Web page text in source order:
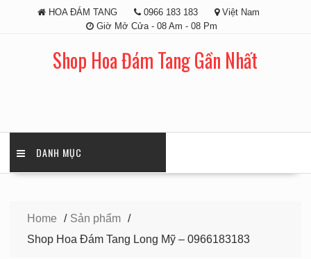
HOA ĐÁM TANG 0966 183 183
Việt Nam
Giờ Mở Cửa - 08 Am - 08 Pm
Shop Hoa Đám Tang Gần Nhất
DANH MỤC
Home
Sản phẩm
Shop Hoa Đám Tang Long Mỹ – 0966183183